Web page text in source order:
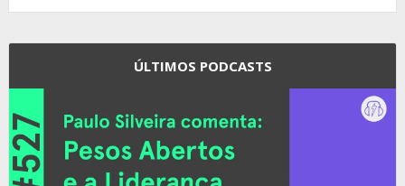
ÚLTIMOS PODCASTS